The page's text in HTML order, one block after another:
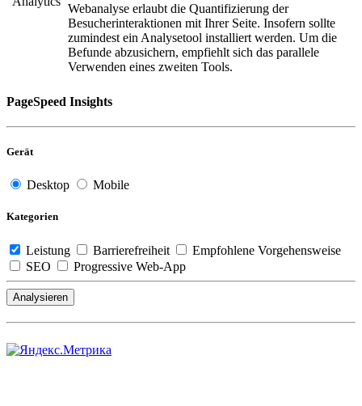
Webanalyse erlaubt die Quantifizierung der
Besucherinteraktionen mit Ihrer Seite. Insofern sollte
zumindest ein Analysetool installiert werden. Um die
Befunde abzusichern, empfiehlt sich das parallele
Verwenden eines zweiten Tools.
PageSpeed Insights
Gerät
Desktop Mobile
Kategorien
Leistung Barrierefreiheit
Empfohlene Vorgehensweise
SEO
Progressive Web-App
Analysieren